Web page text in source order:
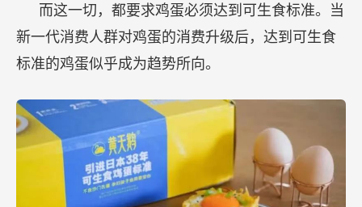
而这一切，都要求鸡蛋必须达到可生食标准。当
新一代消费人群对鸡蛋的消费升级后，达到可生食
标准的鸡蛋似乎成为趋势所向。